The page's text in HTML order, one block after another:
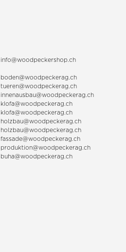
info@woodpeckershop.ch
boden@woodpeckerag.ch
tueren@woodpeckerag.ch
innenausbau@woodpeckerag.ch
klofa@woodpeckerag.ch
klofa@woodpeckerag.ch
holzbau@woodpeckerag.ch
holzbau@woodpeckerag.ch
fassade@woodpeckerag.ch
produktion@woodpeckerag.ch
buha@woodpeckerag.ch